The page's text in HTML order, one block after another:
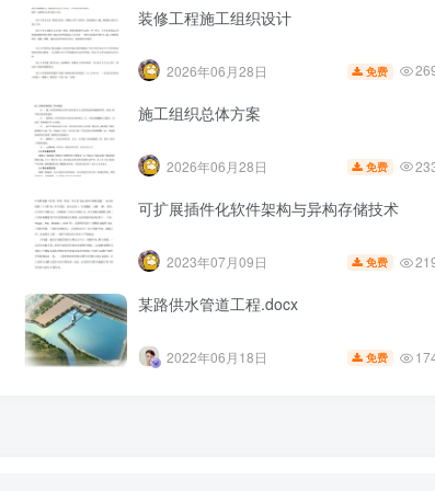
装修工程施工组织设计
2026年06月28日 免费
施工组织总体方案
2026年06月28日 免费
可扩展插件化软件架构与异构存储技术
2023年07月09日 免费
某路供水管道工程.docx
2022年06月18日 免费